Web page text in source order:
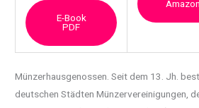
E-Book
PDF
Amazon
Münzerhausgenossen. Seit dem 13. Jh.
deutschen StädtenMünzervereinigungen,